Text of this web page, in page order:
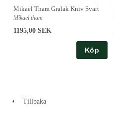
Mikael Tham Gralak Kniv Svart
Mikael tham
1195,00 SEK
Köp
Tillbaka